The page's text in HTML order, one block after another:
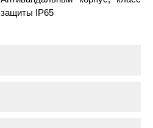
защиты IР65